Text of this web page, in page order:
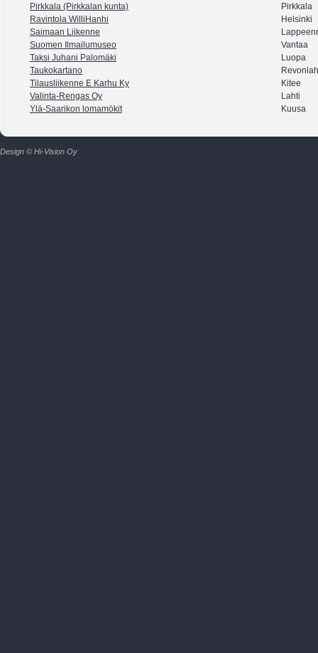
Pirkkala (Pirkkalan kunta)
Pirkkala
Ravintola WilliHanhi
Helsinki
Saimaan Liikenne
Suomen Ilmailumuseo
Vantaa
Taksi Juhani Palomäki
Luopa
Taukokartano
Tilausliikenne E Karhu Ky
Kitee
Valinta-Rengas Oy
Lahti
Ylä-Saarikon lomamökit
Kuusa
Design © Hi-Vision Oy